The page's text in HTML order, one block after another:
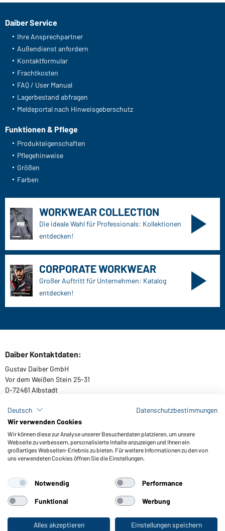
Zum Privatkunden-Shop
Daiber Service
Ihre Ansprechpartner
Außendienst anfordern
Kontaktformular
Frachtkosten
FAQ / User Manual
Lagerbestand abfragen
Meldeportal nach Hinweisgeberschutz
Funktionen & Pflege
Produkteigenschaften
Pflegehinweise
Größen
Farben
WORKWEAR COLLECTION
Die ideale Wahl für Professionals: Kollektionen
entdecken!
CORPORATE WORKWEAR
Großer Auftritt für Unternehmen: Katalog
entdecken!
Daiber Kontaktdaten:
Gustav Daiber GmbH
Vor dem Weißen Stein 25-31
D-72461 Albstadt
Kataloge herunterladen oder bestellen
Zu den Katalogen
AGB Impressum
Cookie-Einstellungen
Barrierefreiheit
© 2026 Daiber
Deutsch
Datenschutzbestimmungen
Wir verwenden Cookies
Wir können diese zur Analyse unserer Besucherdaten platzieren, um unsere
Webseite zu verbessern, personalisierte Inhalte anzuzeigen und Ihnen ein
großartiges Webseiten-Erlebnis zu bieten. Für weitere Informationen zu den von
uns verwendeten Cookies öffnen Sie die Einstellungen.
Notwendig Performance
Funktional Werbung
Alles akzeptieren Einstellungen speichern